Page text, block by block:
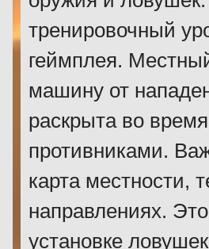
тренировочный
геймплея.
машину от
раскрыта во
противниками.
карта местности,
направлениях.
установке